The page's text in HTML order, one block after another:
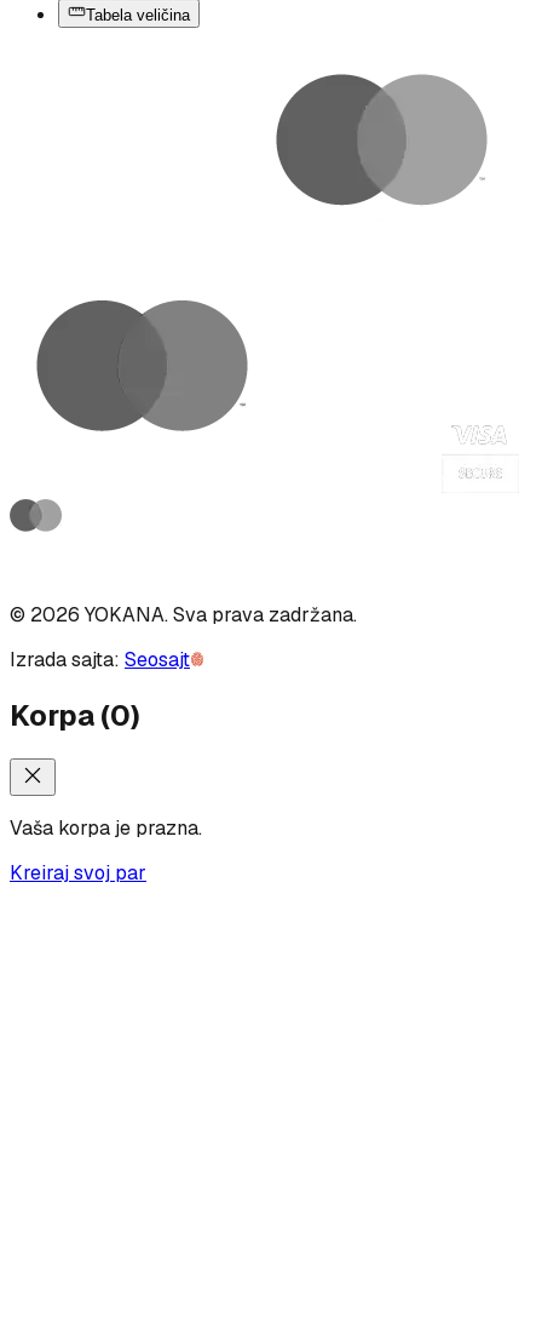
Tabela veličina
© 2026 YOKANA.Sva prava zadržana.
Izrada sajta: Seosajt
Korpa(0)
Vaša korpa je prazna.
Kreiraj svoj par